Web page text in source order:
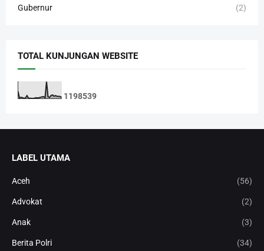
Gubernur (2)
TOTAL KUNJUNGAN WEBSITE
1198539
LABEL UTAMA
Aceh (56)
Advokat (2)
Anak (3)
Berita Polri (34)